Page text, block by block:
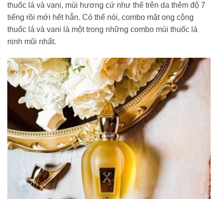
thuốc lá và vani, mùi hương cứ như thế trên da thêm độ 7
tiếng rồi mới hết hẳn. Có thể nói, combo mật ong cộng
thuốc lá và vani là một trong những combo mùi thuốc lá
nịnh mũi nhất.